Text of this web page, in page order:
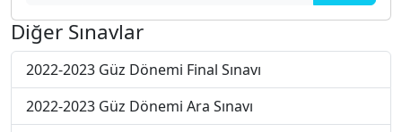
Diğer Sınavlar
2022-2023 Güz Dönemi Final Sınavı
2022-2023 Güz Dönemi Ara Sınavı